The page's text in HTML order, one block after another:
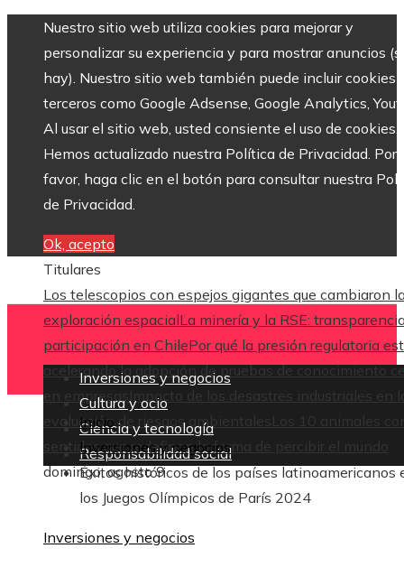
Nuestro sitio web utiliza cookies para mejorar y
personalizar su experiencia y para mostrar anuncios
hay). Nuestro sitio web también puede incluir cookies
terceros como Google Adsense, Google Analytics,
Al usar el sitio web, usted consiente el uso de cookies.
Hemos actualizado nuestra Política de Privacidad. Por
favor, haga clic en el botón para consultar nuestra
de Privacidad.
Ok, acepto
Titulares
Los telescopios con espejos gigantes que cambiaron
exploración espacialLa minería y la RSE:
participación en ChilePor qué la presión regulatoria
acelerando la adopción de pruebas de conocimiento
en empresas
Impacto de los desastres industriales en
evaluación de riesgos ambientales
Los 10 animales
sentidos que redefinen la forma de percibir el mundo
domingo, agosto 9
Inversiones y negocios
Cultura y ocio
Ciencia y tecnología
Responsabilidad social
Inicio
Inversiones y negocios
Éxitos históricos de los países latinoamericanos
los Juegos Olímpicos de París 2024
Inversiones y negocios